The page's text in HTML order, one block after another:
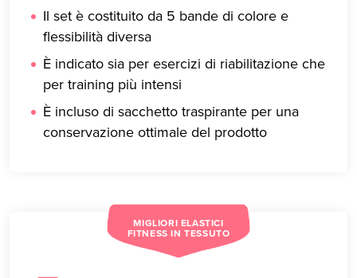
Il set è costituito da 5 bande di colore e
flessibilità diversa
È indicato sia per esercizi di riabilitazione che
per training più intensi
È incluso di sacchetto traspirante per una
conservazione ottimale del prodotto
MIGLIORI ELASTICI
FITNESS IN TESSUTO